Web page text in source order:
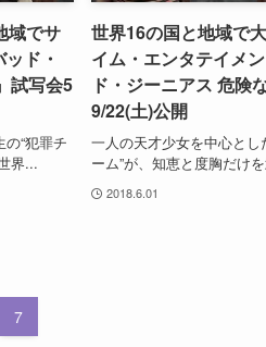
域でサ
ド・
試写会5
“犯罪チ
界...
世界16の国と地域で
イム・エンタテイメ
ド・ジーニアス 危険
9/22(土)公開
一人の天才少女を中心とし
ーム”が、知恵と度胸だけ
2018.6.01
7